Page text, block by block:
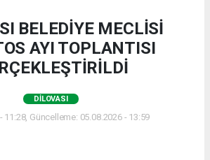
BELEDİYE MECLİSİ
AYI TOPLANTISI
DILOVASI
11:28, Güncelleme: 05.08.2026 - 13:59